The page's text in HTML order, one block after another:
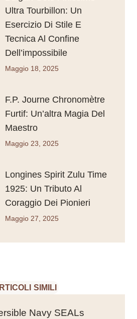
Ultra Tourbillon: Un
Esercizio Di Stile E
Tecnica Al Confine
Dell’impossibile
Maggio 18, 2025
F.P. Journe Chronomètre
Furtif: Un’altra Magia Del
Maestro
Maggio 23, 2025
Longines Spirit Zulu Time
1925: Un Tributo Al
Coraggio Dei Pionieri
Maggio 27, 2025
SIMILI
Navy SEALs